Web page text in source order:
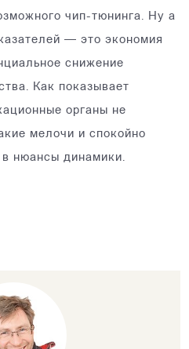
чип-тюнинга. Ну а
— это экономия
снижение
Как показывает
органы не
мелочи и спокойно
нюансы динамики.